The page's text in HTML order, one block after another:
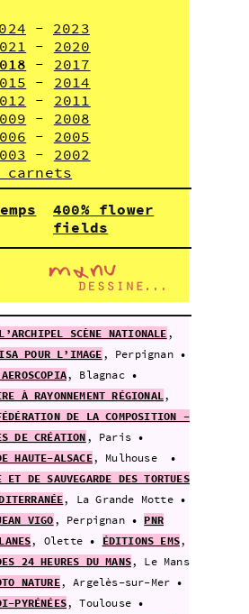
- 2023
- 2020
- 2017
- 2014
- 2011
- 2008
- 2005
- 2002
carnets
400%flower
fields
SCÈNE NATIONALE ,
POUR L’IMAGE , Perpignan •
, Blagnac •
À RAYONNEMENT RÉGIONAL,
DE LA COMPOSITION -
DE CRÉATION , Paris •
HAUTE-ALSACE, Mulhouse •
ET DE SAUVEGARDE DES TORTUES
, La Grande Motte •
VIGO , Perpignan •PNR
, Olette • ÉDITIONS EMS,
24 HEURES DU MANS, Le Mans
NATURE, Argelès-sur-Mer •
PYRÉNÉES, Toulouse •